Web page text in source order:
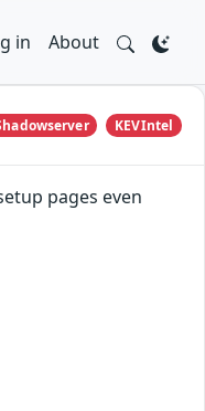
in About
KEVIntel
pages even